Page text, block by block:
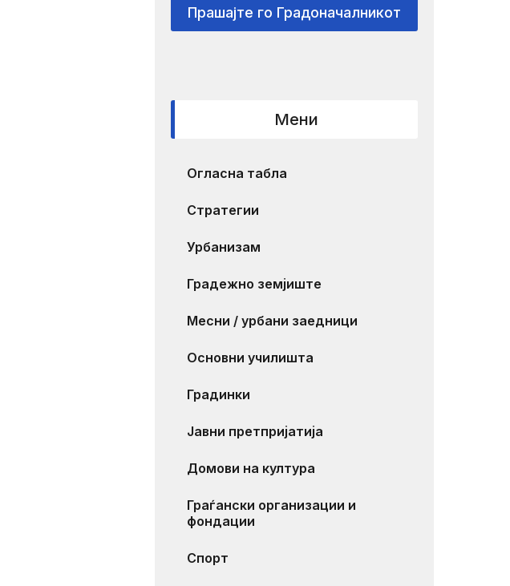
Прашајте го Градоначалникот
Мени
Огласна табла
Стратегии
Урбанизам
Градежно земјиште
Месни / урбани заедници
Основни училишта
Градинки
Јавни претпријатија
Домови на култура
Граѓански организации и
фондации
Спорт